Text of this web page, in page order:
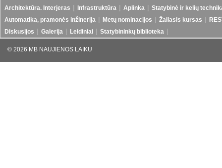
Architektūra. Interjeras
Infrastruktūra Aplinka
Statybinė ir kelių
Automatika, pramonės inžinerija
Metų nominacijos Žaliasis kursas
Diskusijos
Galerija Leidiniai Statybininkų biblioteka
© 2026 MB NAUJIENOS LAIKU